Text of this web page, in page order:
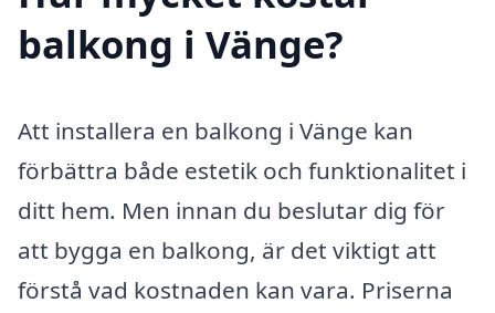
balkong i Vänge?
Att installera en balkong i Vänge kan
förbättra både estetik och funktionalitet i
ditt hem. Men innan du beslutar dig för
att bygga en balkong, är det viktigt att
förstå vad kostnaden kan vara. Priserna